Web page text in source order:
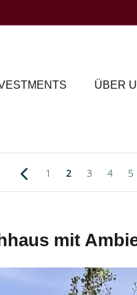
ÜBER
1 2 3 4 5
mit